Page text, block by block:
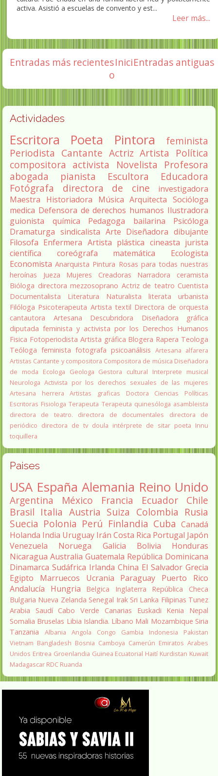
activa. Asistió a escuelas de convento y est...
Leer más...
Entradas más recientes Entradas antiguas
Inici
o
Actividades
Escritora Poeta Pintora
feminista
Periodista Cantante Actriz Artista
Política
compositora activista Novelista
Profesora
abogada
pianista Escultora
Educadora
Fotógrafa
directora de cine
investigadora
Maestra
Historiadora Música Arquitecta Socióloga
medica Defensora de derechos humanos Ilustradora
guionista
química Pedagoga bailarina
Psicóloga
Dramaturga sindicalista Arte Diseñadora dibujante
Filosofa Enfermera Artista plástica cineasta jurista
científica
coreógrafa matemática
Ecologista
Economista Anarquista Pintura Rosas para todas nuestras
heroínas
Jueza Mujeres Creadoras Narradora
ceramista
Bióloga directora mezzosoprano Actriz de teatro Cuentista
Documentalista
Literatura Naturalista literata
urbanista
Filóloga Psicoterapeuta Artista textil Directora de orquesta
cantautora
Artesana Descubridora
Diseñadora gráfica
diputada feminista y activista por los Derechos Humanos
Fisica Fotoperiodista Artista gráfica Blogera Rapera Teologa
Teóloga feminista fotografa psicoanálisis Artesana alfarera
Artistas Cantante y compositora Compositora de música Diseñadora
de moda
Ecologa Geologa Gestora cultural
Interprete musical
Neurologa Activista por los derechos sexuales de las mujeres
Artesana herrera
Artistas graficas
Doctora Ciencias Políticas
Escritoras Fisiologa Terapeuta Terapeuta quinesóloga asambleista
directora de teatro.
directora de documentales
directora de
periódico directora de tv doula intérprete de sitar poeta Innu
toquillera
Paises
USA España Alemania Reino Unido
Argentina México Francia Ecuador
Chile
Brasil Italia Austria Suiza Colombia Rusia
Suecia Polonia Perú Finlandia Cuba Canadá
Holanda India Uruguay Irán Costa Rica Portugal Japón
Venezuela
Noruega Galicia Bolivia
Honduras
Nicaragua Australia Guatemala República Dominicana
Dinamarca Sudáfrica Irlanda China El Salvador Grecia
Egipto
Marruecos Ucrania Paraguay
Puerto Rico
Andalucía
Hungria Belgica Inglaterra
República Checa
Bulgaria Nueva Zelanda Senegal Irak Sri Lanka Filipinas Tunez
Arabia Saudí Cabo Verde Canarias Euskadi Kenia
Nepal
Somalia Bruselas Libia Islandia. Líbano Mali Mozambique Siria
Tanzania
Albania Angola Congo Gambia Indonesia
Pakistan
Vietnam Bangladesh Bosnia Camboya Camerún Emiratos Arabes
Unidos Eritrea Groenlandia Guinea Ecuatorial Haití Kurdistan Kuwait
Madagascar RDC Ruanda